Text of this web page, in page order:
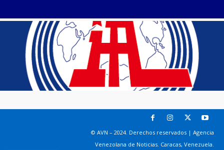
© AVN – 2024. Derechos reservados | Agencia
Venezolana de Noticias. Caracas, Venezuela.